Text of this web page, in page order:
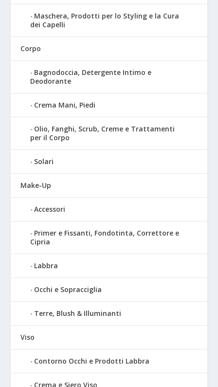
Maschera, Prodotti per lo Styling e la Cura
dei Capelli
Corpo
Bagnodoccia, Detergente Intimo e
Deodorante
Crema Mani, Piedi
Olio, Fanghi, Scrub, Creme e Trattamenti
per il Corpo
Solari
Make-Up
Accessori
Primer e Fissanti, Fondotinta, Correttore e
Cipria
Labbra
Occhi e Sopracciglia
Terre, Blush & Illuminanti
Viso
Contorno Occhi e Prodotti Labbra
Crema e Siero Viso